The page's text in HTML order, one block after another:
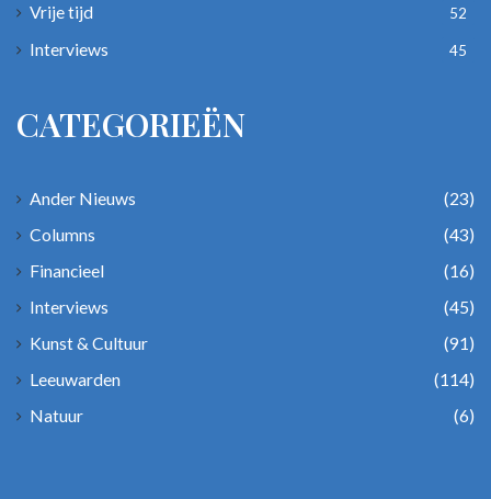
Vrije tijd 52
Interviews 45
CATEGORIEËN
Ander Nieuws
(23)
Columns
(43)
Financieel
(16)
Interviews
(45)
Kunst & Cultuur
(91)
Leeuwarden
(114)
Natuur
(6)